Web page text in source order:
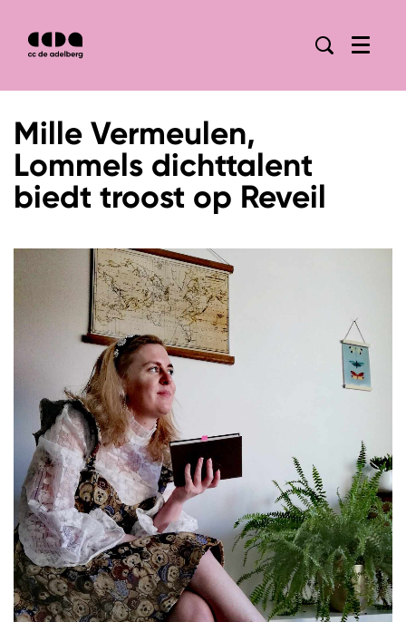
Menu
Mille Vermeulen,
Lommels dichttalent
biedt troost op Reveil